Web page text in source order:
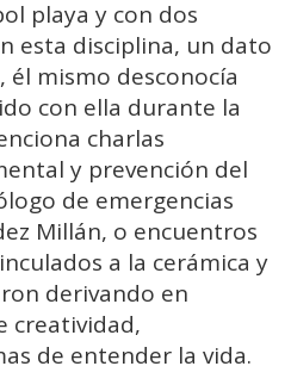
playa y con dos
esta disciplina, un dato
él mismo desconocía
con ella durante la
charlas
y prevención del
de emergencias
Millán, o encuentros
a la cerámica y
derivando en
creatividad,
de entender la vida.